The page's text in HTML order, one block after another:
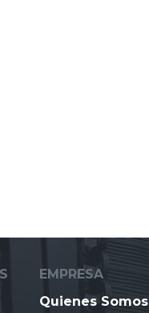
EMPRESA
Quienes Somos